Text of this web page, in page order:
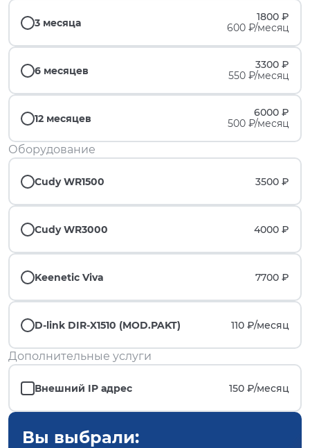
3 месяца
1800 ₽
600 ₽/месяц
6 месяцев
3300 ₽
550 ₽/месяц
12 месяцев
6000 ₽
500 ₽/месяц
Оборудование
Cudy WR1500 3500 ₽
Cudy WR3000 4000 ₽
Keenetic Viva 7700 ₽
D-link DIR-X1510 (MOD.PAKT) 110 ₽/месяц
Дополнительные услуги
Внешний IP адрес 150 ₽/месяц
Вы выбрали: